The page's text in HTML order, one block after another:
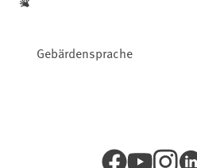
Gebärdensprache